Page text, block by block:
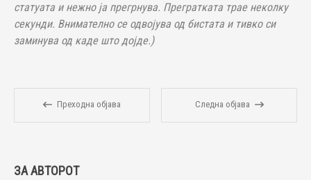
статуата и нежно ја прегрнува. Прегратката трае неколку
секунди. Внимателно се одвојува од бистата и тивко си
заминува од каде што дојде.)
Преходна објава Следна објава
ЗА АВТОРОТ